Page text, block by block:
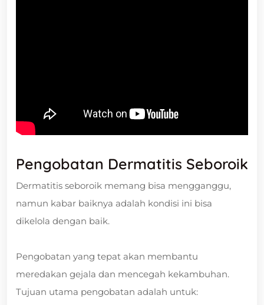
Pengobatan Dermatitis Seboroik
Dermatitis seboroik memang bisa mengganggu,
namun kabar baiknya adalah kondisi ini bisa
dikelola dengan baik.
Pengobatan yang tepat akan membantu
meredakan gejala dan mencegah kekambuhan.
Tujuan utama pengobatan adalah untuk: